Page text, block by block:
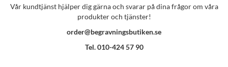
Vår kundtjänst hjälper dig gärna och svarar på dina frågor om våra
produkter och tjänster!
order@begravningsbutiken.se
Tel. 010-424 57 90